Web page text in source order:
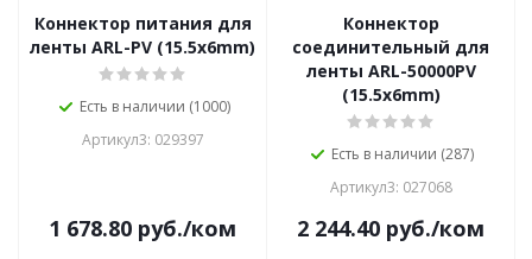
Коннектор питания для
ленты ARL-PV (15.5x6mm)
Есть в наличии (1000)
Артикул3: 029397
1 678.80 руб./ком
Коннектор
соединительный для
ленты ARL-50000PV
(15.5x6mm)
Есть в наличии (287)
Артикул3: 027068
2 244.40 руб./ком